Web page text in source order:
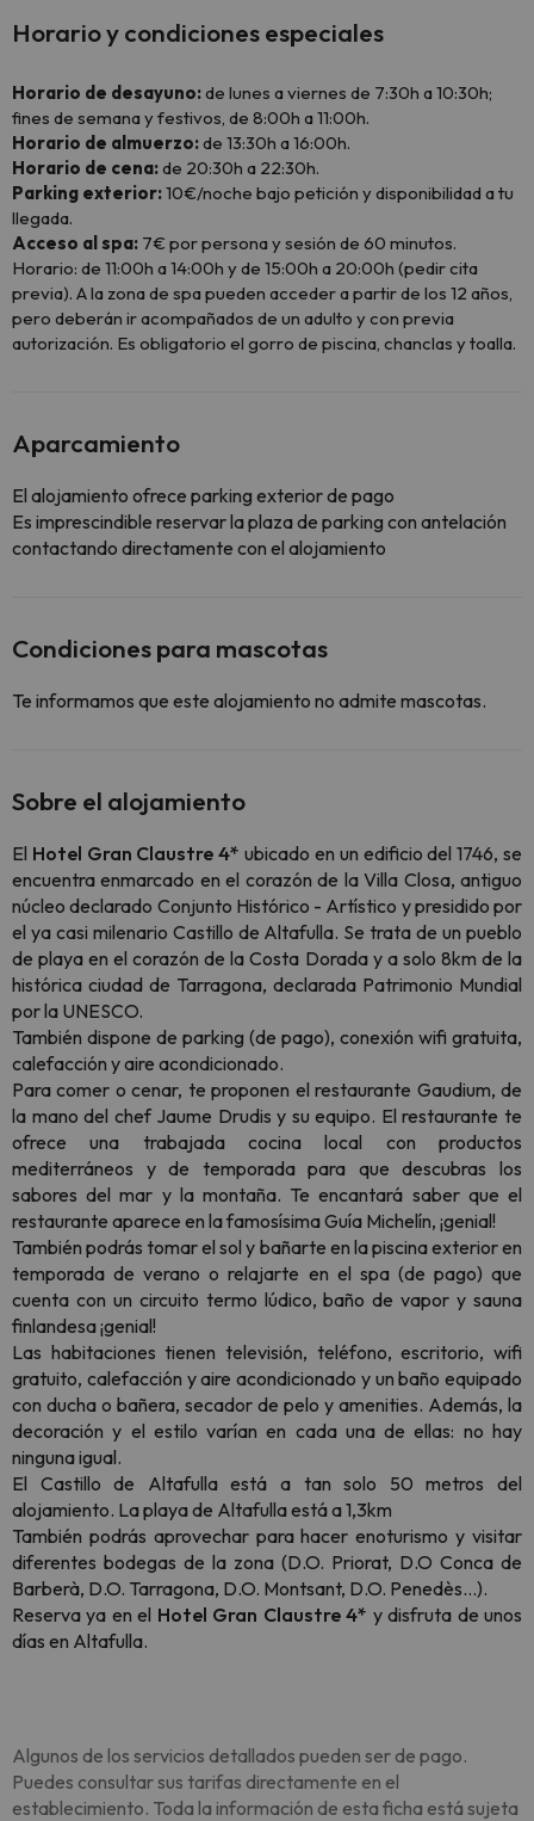
Horario y condiciones especiales
Horario de desayuno:de lunes a viernes de 7:30h a 10:30h;
fines de semana y festivos, de 8:00h a 11:00h.
Horario de almuerzo:de 13:30h a 16:00h.
Horario de cena:de 20:30h a 22:30h.
Parking exterior:10€/noche bajo petición y disponibilidad a tu
llegada.
Acceso al spa: 7€ por persona y sesión de 60 minutos.
Horario: de 11:00h a 14:00h y de 15:00h a 20:00h (pedir cita
previa). A la zona de spa pueden acceder a partir de los 12 años,
pero deberán ir acompañados de un adulto y con previa
autorización. Es obligatorio el gorro de piscina, chanclas y toalla.
Aparcamiento
El alojamiento ofrece parking exterior de pago
Es imprescindible reservar la plaza de parking con antelación
contactando directamente con el alojamiento
Condiciones para mascotas
Te informamos que este alojamiento no admite mascotas.
Sobre el alojamiento
El Hotel Gran Claustre 4* ubicado en un edificio del 1746, se
encuentra enmarcado en el corazón de la Villa Closa, antiguo
núcleo declarado Conjunto Histórico - Artístico y presidido por
el ya casi milenario Castillo de Altafulla. Se trata de un pueblo
de playa en el corazón de la Costa Dorada y a solo 8km de la
histórica ciudad de Tarragona, declarada Patrimonio Mundial
por la UNESCO.
También dispone de parking (de pago), conexión wifi gratuita,
calefacción y aire acondicionado.
Para comer o cenar, te proponen el restaurante Gaudium, de
la mano del chef Jaume Drudis y su equipo. El restaurante te
ofrece una trabajada cocina local con productos
mediterráneos y de temporada para que descubras los
sabores del mar y la montaña. Te encantará saber que el
restaurante aparece en la famosísima Guía Michelín, ¡genial!
También podrás tomar el sol y bañarte en la piscina exterior en
temporada de verano o relajarte en el spa (de pago) que
cuenta con un circuito termo lúdico, baño de vapor y sauna
finlandesa ¡genial!
Las habitaciones tienen televisión, teléfono, escritorio, wifi
gratuito, calefacción y aire acondicionado y un baño equipado
con ducha o bañera, secador de pelo y amenities. Además, la
decoración y el estilo varían en cada una de ellas: no hay
ninguna igual.
El Castillo de Altafulla está a tan solo 50 metros del
alojamiento. La playa de Altafulla está a 1,3km
También podrás aprovechar para hacer enoturismo y visitar
diferentes bodegas de la zona (D.O. Priorat, D.O Conca de
Barberà, D.O. Tarragona, D.O. Montsant, D.O. Penedès…).
Reserva ya en el Hotel Gran Claustre 4* y disfruta de unos
días en Altafulla.
Algunos de los servicios detallados pueden ser de pago.
Puedes consultar sus tarifas directamente en el
establecimiento. Toda la información de esta ficha está sujeta